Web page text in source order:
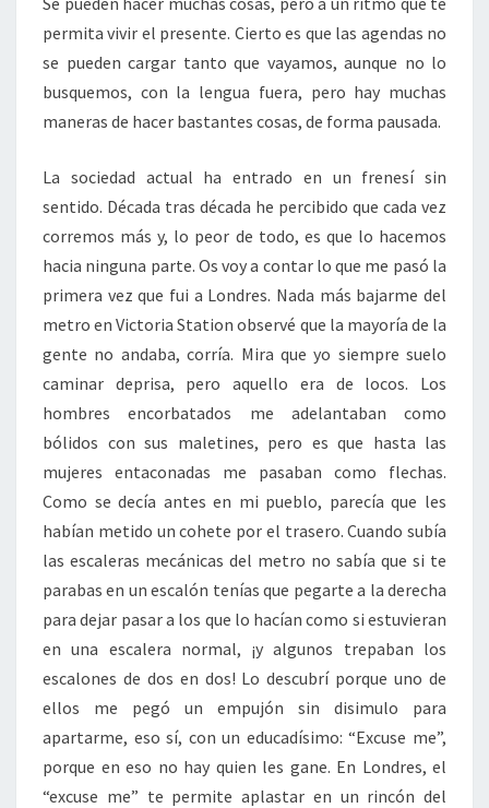
permita vivir el presente. Cierto es que las agendas no
se pueden cargar tanto que vayamos, aunque no lo
busquemos, con la lengua fuera, pero hay muchas
maneras de hacer bastantes cosas, de forma pausada.
La sociedad actual ha entrado en un frenesí sin
sentido. Década tras década he percibido que cada vez
corremos más y, lo peor de todo, es que lo hacemos
hacia ninguna parte. Os voy a contar lo que me pasó la
primera vez que fui a Londres. Nada más bajarme del
metro en Victoria Station observé que la mayoría de la
gente no andaba, corría. Mira que yo siempre suelo
caminar deprisa, pero aquello era de locos. Los
hombres encorbatados me adelantaban como
bólidos con sus maletines, pero es que hasta las
mujeres entaconadas me pasaban como flechas.
Como se decía antes en mi pueblo, parecía que les
habían metido un cohete por el trasero. Cuando subía
las escaleras mecánicas del metro no sabía que si te
parabas en un escalón tenías que pegarte a la derecha
para dejar pasar a los que lo hacían como si estuvieran
en una escalera normal, ¡y algunos trepaban los
escalones de dos en dos! Lo descubrí porque uno de
ellos me pegó un empujón sin disimulo para
apartarme, eso sí, con un educadísimo: “Excuse me”,
porque en eso no hay quien les gane. En Londres, el
“excuse me” te permite aplastar en un rincón del